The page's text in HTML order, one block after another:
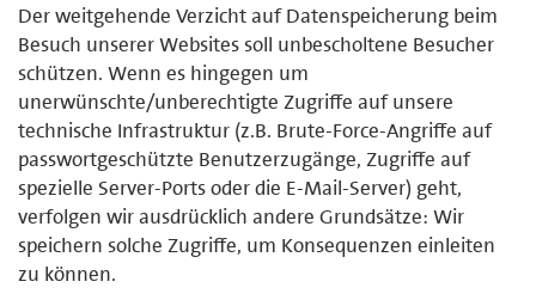
Der weitgehende Verzicht auf Datenspeicherung beim
Besuch unserer Websites soll unbescholtene Besucher
schützen. Wenn es hingegen um
unerwünschte/unberechtigte Zugriffe auf unsere
technische Infrastruktur (z.B. Brute-Force-Angriffe auf
passwortgeschützte Benutzerzugänge, Zugriffe auf
spezielle Server-Ports oder die E-Mail-Server) geht,
verfolgen wir ausdrücklich andere Grundsätze: Wir
speichern solche Zugriffe, um Konsequenzen einleiten
zu können.